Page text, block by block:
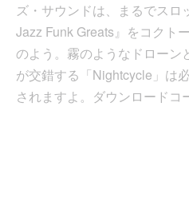
ズ・サウンドは、まるでスロ
Jazz Funk Greats』をコクト
のよう。霧のようなドローン
が交錯する「Nightcycle」は
されますよ。ダウンロードコ